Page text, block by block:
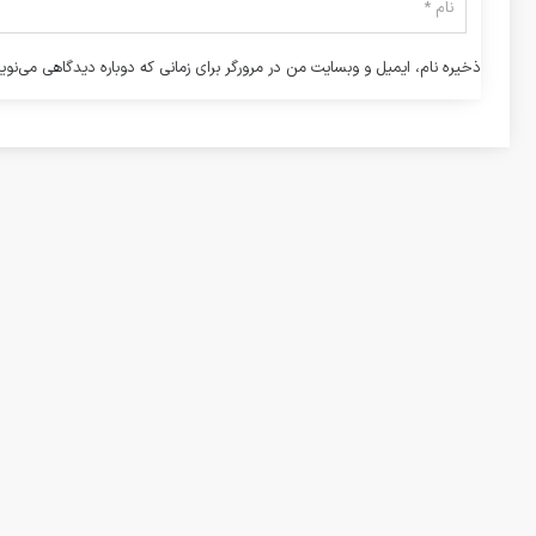
ذخیره نام، ایمیل و وبسایت من در مرورگر برای زمانی که دوباره دیدگاهی